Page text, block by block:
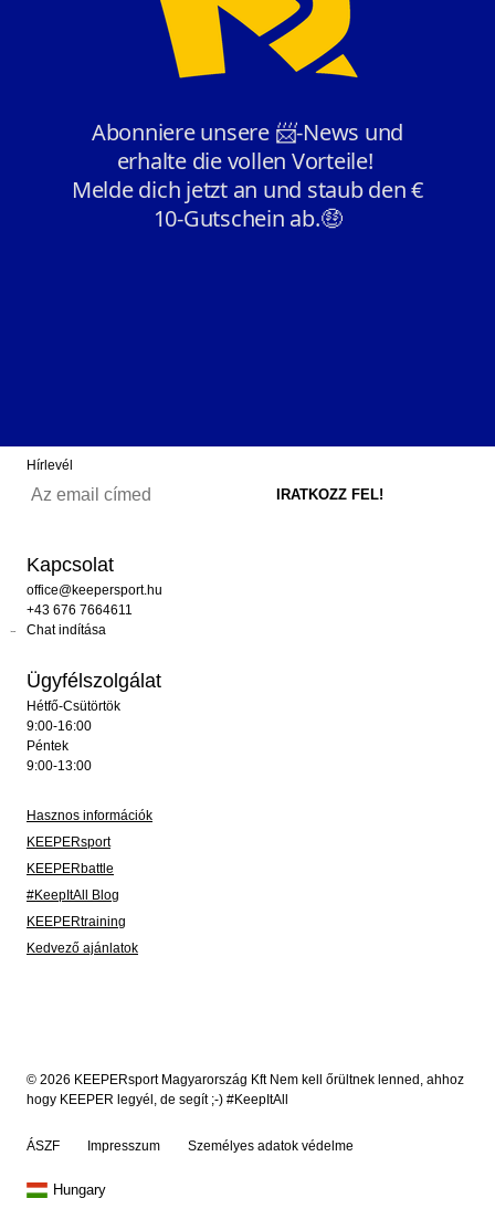
Hírlevél
Kapcsolat
office@keepersport.hu
+43 676 7664611
Chat indítása
Ügyfélszolgálat
Hétfő-Csütörtök
9:00-16:00
Péntek
9:00-13:00
Hasznos információk
KEEPERsport
KEEPERbattle
#KeepItAll Blog
KEEPERtraining
Kedvező ajánlatok
© 2026 KEEPERsport Magyarország Kft Nem kell őrültnek lenned, ahhoz
hogy KEEPER legyél, de segít ;-) #KeepItAll
ÁSZF Impresszum Személyes adatok védelme
Hungary